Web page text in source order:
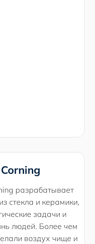
разрабатывает
стекла и керамики,
задачи и
людей. Более чем
воздух чище и